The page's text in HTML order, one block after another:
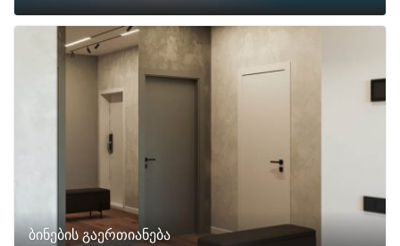
ბინების გაერთიანება